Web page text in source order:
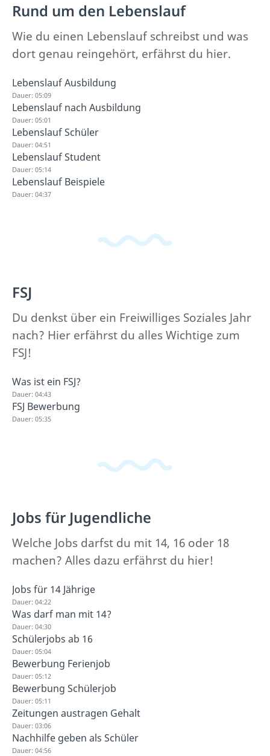
Rund um den Lebenslauf
Wie du einen Lebenslauf schreibst und was
dort genau reingehört, erfährst du hier.
Lebenslauf Ausbildung
Dauer: 05:09
Lebenslauf nach Ausbildung
Dauer: 05:01
Lebenslauf Schüler
Dauer: 04:51
Lebenslauf Student
Dauer: 05:14
Lebenslauf Beispiele
Dauer: 04:37
FSJ
Du denkst über ein Freiwilliges Soziales Jahr
nach? Hier erfährst du alles Wichtige zum
FSJ!
Was ist ein FSJ?
Dauer: 04:43
FSJ Bewerbung
Dauer: 05:35
Jobs für Jugendliche
Welche Jobs darfst du mit 14, 16 oder 18
machen? Alles dazu erfährst du hier!
Jobs für 14 Jährige
Dauer: 04:22
Was darf man mit 14?
Dauer: 04:30
Schülerjobs ab 16
Dauer: 05:04
Bewerbung Ferienjob
Dauer: 05:12
Bewerbung Schülerjob
Dauer: 05:11
Zeitungen austragen Gehalt
Dauer: 03:06
Nachhilfe geben als Schüler
Dauer: 04:56